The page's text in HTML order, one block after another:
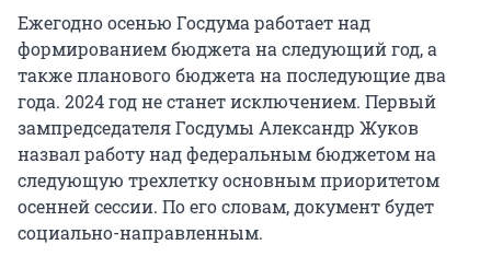
Ежегодно осенью Госдума работает над
формированием бюджета на следующий год, а
также планового бюджета на последующие два
года. 2024 год не станет исключением. Первый
зампредседателя Госдумы Александр Жуков
назвал работу над федеральным бюджетом на
следующую трехлетку основным приоритетом
осенней сессии. По его словам, документ будет
социально-направленным.